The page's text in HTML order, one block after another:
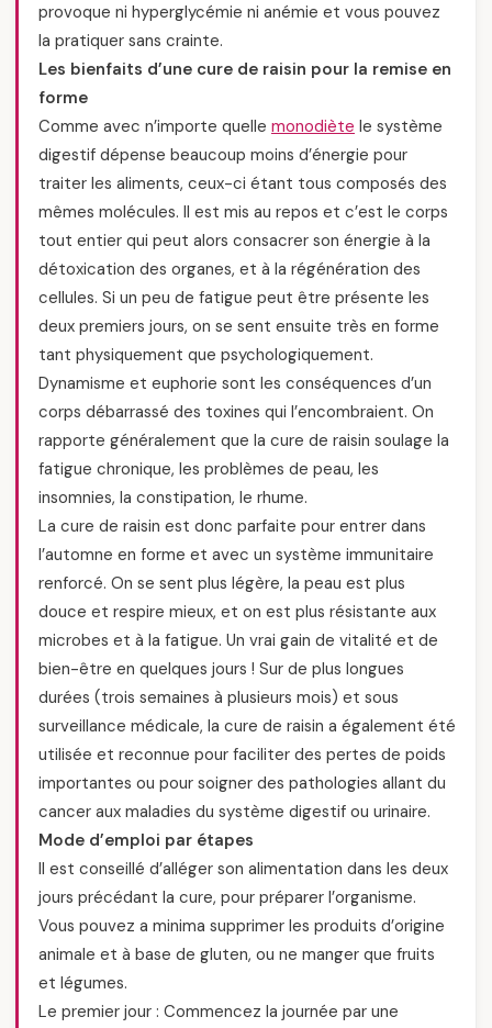
provoque ni hyperglycémie ni anémie et vous pouvez
la pratiquer sans crainte.
Les bienfaits d’une cure de raisin pour la remise en
forme
Comme avec n’importe quelle monodiète le système
digestif dépense beaucoup moins d’énergie pour
traiter les aliments, ceux-ci étant tous composés des
mêmes molécules. Il est mis au repos et c’est le corps
tout entier qui peut alors consacrer son énergie à la
détoxication des organes, et à la régénération des
cellules. Si un peu de fatigue peut être présente les
deux premiers jours, on se sent ensuite très en forme
tant physiquement que psychologiquement.
Dynamisme et euphorie sont les conséquences d’un
corps débarrassé des toxines qui l’encombraient. On
rapporte généralement que la cure de raisin soulage la
fatigue chronique, les problèmes de peau, les
insomnies, la constipation, le rhume.
La cure de raisin est donc parfaite pour entrer dans
l’automne en forme et avec un système immunitaire
renforcé. On se sent plus légère, la peau est plus
douce et respire mieux, et on est plus résistante aux
microbes et à la fatigue. Un vrai gain de vitalité et de
bien-être en quelques jours ! Sur de plus longues
durées (trois semaines à plusieurs mois) et sous
surveillance médicale, la cure de raisin a également été
utilisée et reconnue pour faciliter des pertes de poids
importantes ou pour soigner des pathologies allant du
cancer aux maladies du système digestif ou urinaire.
Mode d’emploi par étapes
Il est conseillé d’alléger son alimentation dans les deux
jours précédant la cure, pour préparer l’organisme.
Vous pouvez a minima supprimer les produits d’origine
animale et à base de gluten, ou ne manger que fruits
et légumes.
Le premier jour : Commencez la journée par une